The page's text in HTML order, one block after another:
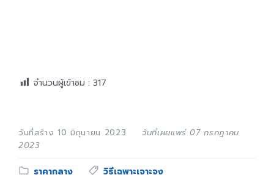
จำนวนผู้เข้าชม : 317
วันที่สร้าง 10 มิถุนายน 2023
วันที่เผยแพร่ 07 กรกฎาคม
2023
Category:
ราคากลาง Tags:
วิธีเฉพาะเจาะจง